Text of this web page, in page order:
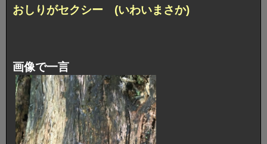
おしりがセクシー (いわいまさか)
画像で一言